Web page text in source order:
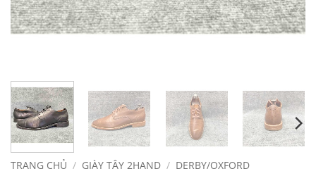
TRANG CHỦ / GIÀY TÂY 2HAND / DERBY/OXFORD